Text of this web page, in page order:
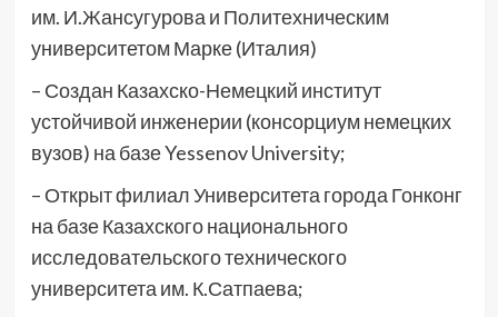
им. И.Жансугурова и Политехническим
университетом Марке (Италия)
– Создан Казахско-Немецкий институт
устойчивой инженерии (консорциум немецких
вузов) на базе Yessenov University;
– Открыт филиал Университета города Гонконг
на базе Казахского национального
исследовательского технического
университета им. К.Сатпаева;